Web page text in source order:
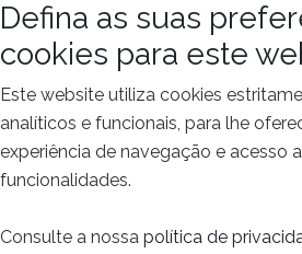
Defina as suas
cookies para este
Este website utiliza cookies
analíticos e funcionais, para lhe
experiência de navegação e acesso
funcionalidades.
Consulte a nossa política de